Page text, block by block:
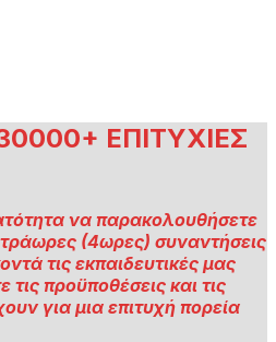
ΕΠΙΤΥΧΙΕΣ
να παρακολουθήσετε
(4ωρες) συναντήσεις
τις εκπαιδευτικές μας
προϋποθέσεις και τις
για μια επιτυχή πορεία